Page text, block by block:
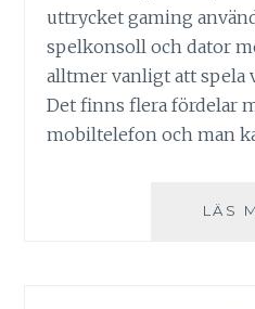
uttrycket gaming
spelkonsoll och dator
alltmer vanligt att spela
Det finns flera fördelar
mobiltelefon och man
LÄS